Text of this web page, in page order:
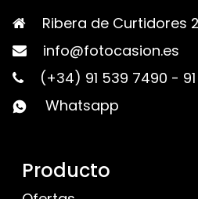
Ribera de Curtidores
info@fotocasion.es
(+34) 91 539 7490 -
Whatsapp
Producto